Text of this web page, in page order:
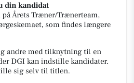
din kandidat
Årets Træner/Trænerteam,
som findes længere
andre med tilknytning til en
DGI kan indstille kandidater.
sig selv til titlen.